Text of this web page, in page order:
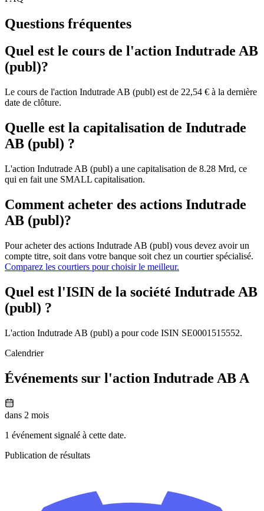
Questions fréquentes
Quel est le cours de l'action Indutrade AB
(publ)?
Le cours de l'action Indutrade AB (publ) est de 22,54 € à la dernière
date de clôture.
Quelle est la capitalisation de Indutrade
AB (publ) ?
L'action Indutrade AB (publ) a une capitalisation de 8.28 Mrd, ce
qui en fait une SMALL capitalisation.
Comment acheter des actions Indutrade
AB (publ)?
Pour acheter des actions Indutrade AB (publ) vous devez avoir un
compte titre, soit dans votre banque soit chez un courtier spécialisé.
Comparez les courtiers pour choisir le meilleur.
Quel est l'ISIN de la société Indutrade AB
(publ) ?
L'action Indutrade AB (publ) a pour code ISIN SE0001515552.
Calendrier
Événements sur l'action Indutrade AB A
dans 2 mois
1 événement signalé à cette date.
Publication de résultats